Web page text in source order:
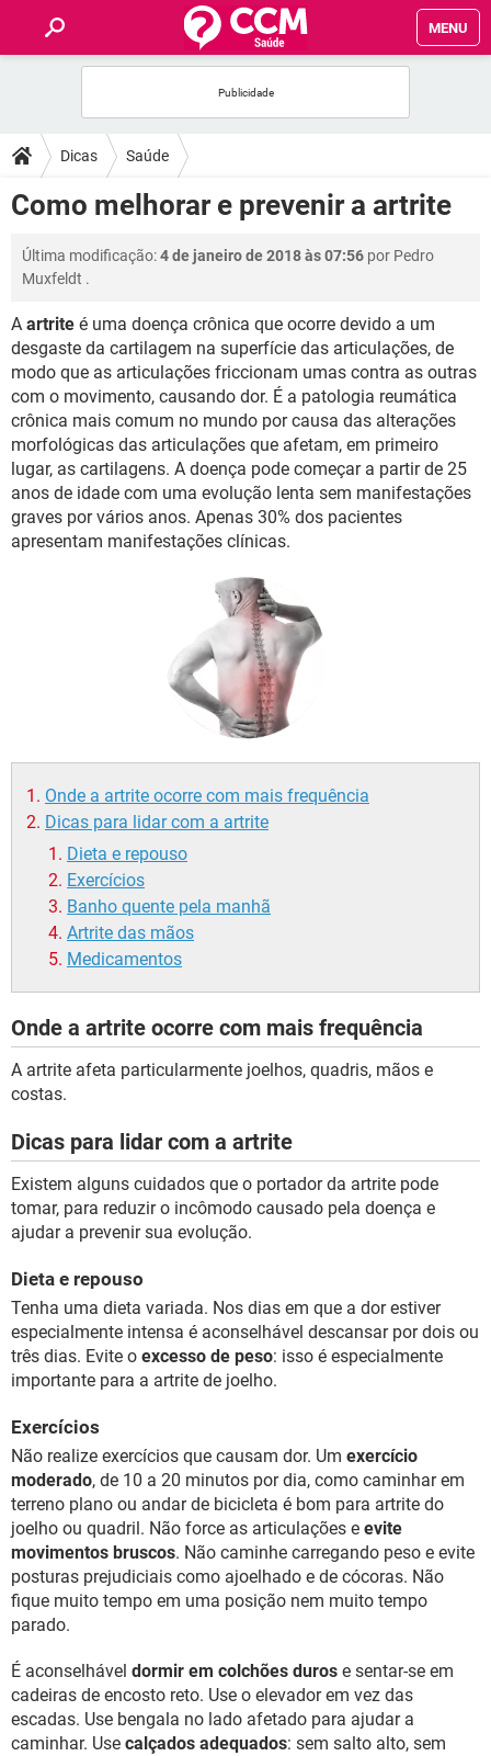
MENU
FÓRUM
SAÚDE
FAMÍLIA
BEM-ESTAR
SEXUALIDADE
GLOSSÁRIO
Dicas Saúde
Como melhorar e prevenir a artrite
Última modificação:4 de janeiro de 2018 às 07:56 por Pedro
Muxfeldt .
A artrite é uma doença crônica que ocorre devido a um
desgaste da cartilagem na superfície das articulações, de
modo que as articulações friccionam umas contra as outras
com o movimento, causando dor. É a patologia reumática
crônica mais comum no mundo por causa das alterações
morfológicas das articulações que afetam, em primeiro
lugar, as cartilagens. A doença pode começar a partir de 25
anos de idade com uma evolução lenta sem manifestações
graves por vários anos. Apenas 30% dos pacientes
apresentam manifestações clínicas.
Onde a artrite ocorre com mais frequência
Dicas para lidar com a artrite
Dieta e repouso
Exercícios
Banho quente pela manhã
Artrite das mãos
Medicamentos
Onde a artrite ocorre com mais frequência
A artrite afeta particularmente joelhos, quadris, mãos e
costas.
Dicas para lidar com a artrite
Existem alguns cuidados que o portador da artrite pode
tomar, para reduzir o incômodo causado pela doença e
ajudar a prevenir sua evolução.
Dieta e repouso
Tenha uma dieta variada. Nos dias em que a dor estiver
especialmente intensa é aconselhável descansar por dois ou
três dias. Evite o excesso de peso: isso é especialmente
importante para a artrite de joelho.
Exercícios
Não realize exercícios que causam dor. Um exercício
moderado, de 10 a 20 minutos por dia, como caminhar em
terreno plano ou andar de bicicleta é bom para artrite do
joelho ou quadril. Não force as articulações e evite
movimentos bruscos. Não caminhe carregando peso e evite
posturas prejudiciais como ajoelhado e de cócoras. Não
fique muito tempo em uma posição nem muito tempo
parado.
É aconselhável dormir em colchões duros e sentar-se em
cadeiras de encosto reto. Use o elevador em vez das
escadas. Use bengala no lado afetado para ajudar a
caminhar. Use calçados adequados: sem salto alto, sem